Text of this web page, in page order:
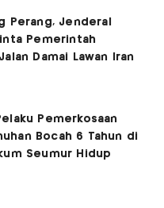
Perang, Jenderal
Pemerintah
Damai Lawan Iran
Pemerkosaan
Bocah 6 Tahun di
Seumur Hidup